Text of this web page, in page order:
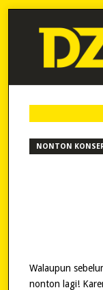
NONTON
Walaupun
nonton lagi!